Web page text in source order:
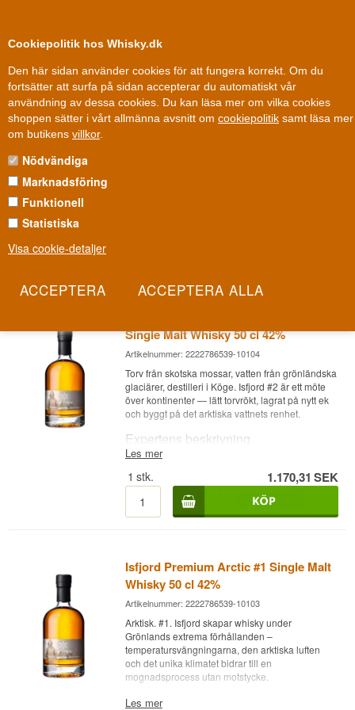
Cookiepolitik hos Whisky.dk
Den här sidan använder cookies för att fungera korrekt. Om du
fortsätter att surfa på sidan accepterar du automatiskt vår
användning av dessa cookies. Du kan läsa mer om vilka cookies
shoppen sätter i vårt allmänna avsnitt om cookiepolitik samt läsa mer
om butikens villkor.
Nödvändiga
Marknadsföring
Funktionell
Statistiska
Visa cookie-detaljer
Fri leverans Fri frakt vid 899 dkk
Whisky»Whiskydestillerier
ISFJORD WHISKY
I Grönlands storslagna arktiska landskap smälter rent
isbergsvatten och lokala råvaror samman till sprit. Isfjord är beviset
och vodka.
Single Malt Whisky 50 cl 42%
Artikelnummer: 2222786539-10104
Torv från skotska mossar, vatten från grönländska
glaciärer, destilleri i Köge. Isfjord #2 är ett möte
över kontinenter — lätt torvrökt, lagrat på nytt ek
och byggt på det arktiska vattnets renhet.
Expertens beskrivning
Single Malt Whisky på 42%, buteljerad i 50 cl,
destillerad hos Braunstein Destilleri i Köge,
Danmark, och lagrad på nya amerikanska ekfat.
Precis som #1 är den byggd kring arktiskt
och faten: #2 använder lätt torvrökt malt och
lagras på nya ekfat som bidrar med frisk vanilj
och struktur. Torvnivån är tydlig utan att dominera.
Smaknoter
Näsa
Rök och friskt ek med lätta frukttoner. Vaniljsötma
Les mer
1 stk. 1.170,31 SEK
Isfjord Premium Arctic #1 Single Malt
Whisky 50 cl 42%
Artikelnummer: 2222786539-10103
Arktisk. #1. Isfjord skapar whisky under
Grönlands extrema förhållanden –
temperatursvängningarna, den arktiska luften
och det unika klimatet bidrar till en
mognadsprocess utan motstycke.
Expertens beskrivning
Les mer